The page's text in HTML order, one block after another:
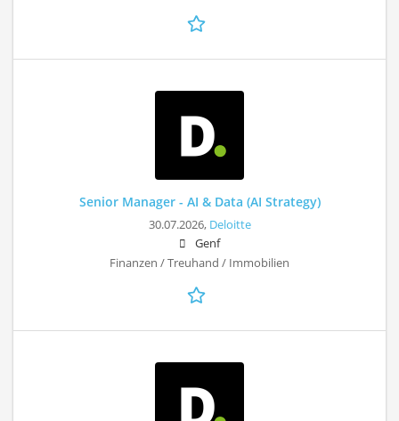
Senior Manager - AI & Data (AI Strategy)
30.07.2026, Deloitte
Genf
Finanzen / Treuhand / Immobilien